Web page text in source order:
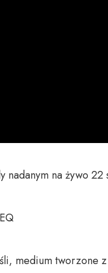
nadanym na żywo
medium tworzone